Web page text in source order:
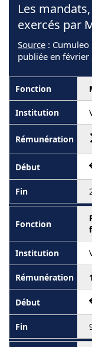
Les
exercés par
Source :
publiée en février